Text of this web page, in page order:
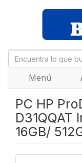
Menú
PC HP
16GB/